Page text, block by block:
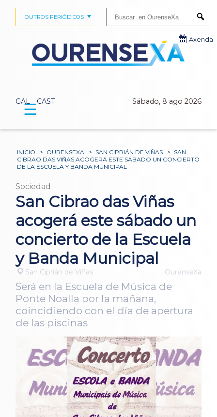
GAL CAST Sábado, 8 ago 2026
OUTROS PERIÓDICOS
Axenda
☰
INICIO > OURENSEXA > SAN CIPRIÁN DE VIÑAS > SAN
CIBRAO DAS VIÑAS ACOGERÁ ESTE SÁBADO UN CONCIERTO
DE LA ESCUELA Y BANDA MUNICIPAL
Sociedad
San Cibrao das Viñas
acogerá este sábado un
concierto de la Escuela
y Banda Municipal
San Ciprián de Viñas OurenseXa
Será en la Escuela de Música de
Ponte Noalla por la mañana,
coincidiendo con el día de apertura
de las piscinas